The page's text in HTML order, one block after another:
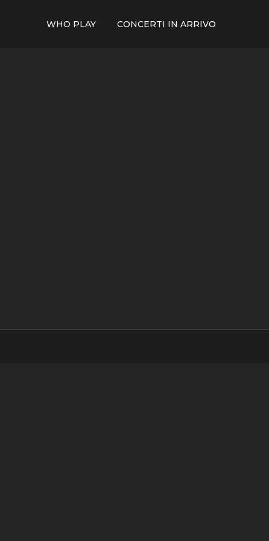
WHO PLAY CONCERTI IN ARRIVO